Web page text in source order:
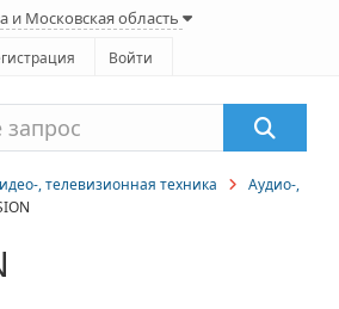
и Московская область
Войти
, телевизионная техника
Аудио-,